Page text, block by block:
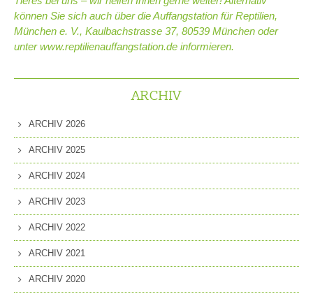
können Sie sich auch über die Auffangstation für Reptilien,
München e. V., Kaulbachstrasse 37, 80539 München oder
unter www.reptilienauffangstation.de informieren.
ARCHIV
ARCHIV 2026
ARCHIV 2025
ARCHIV 2024
ARCHIV 2023
ARCHIV 2022
ARCHIV 2021
ARCHIV 2020